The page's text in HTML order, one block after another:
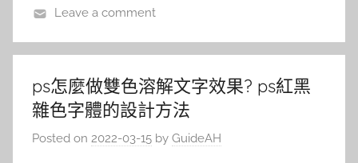
Leave a comment
ps怎麼做雙色溶解文字效果? ps紅黑
雜色字體的設計方法
Posted on 2022-03-15 by GuideAH